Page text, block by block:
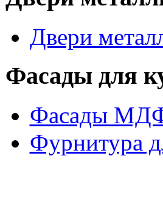
Двери
Фасады для
Фасады
Фурнитура